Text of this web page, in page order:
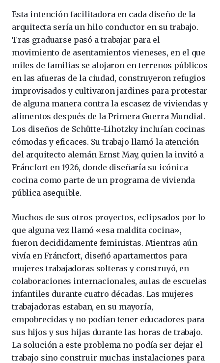
Esta intención facilitadora en cada diseño de la
arquitecta sería un hilo conductor en su trabajo.
Tras graduarse pasó a trabajar para el
movimiento de asentamientos vieneses, en el que
miles de familias se alojaron en terrenos públicos
en las afueras de la ciudad, construyeron refugios
improvisados y cultivaron jardines para protestar
de alguna manera contra la escasez de viviendas y
alimentos después de la Primera Guerra Mundial.
Los diseños de Schütte-Lihotzky incluían cocinas
cómodas y eficaces. Su trabajo llamó la atención
del arquitecto alemán Ernst May, quien la invitó a
Fráncfort en 1926, donde diseñaría su icónica
cocina como parte de un programa de vivienda
pública asequible.
Muchos de sus otros proyectos, eclipsados por lo
que alguna vez llamó «esa maldita cocina»,
fueron decididamente feministas. Mientras aún
vivía en Fráncfort, diseñó apartamentos para
mujeres trabajadoras solteras y construyó, en
colaboraciones internacionales, aulas de escuelas
infantiles durante cuatro décadas. Las mujeres
trabajadoras estaban, en su mayoría,
empobrecidas y no podían tener educadores para
sus hijos y sus hijas durante las horas de trabajo.
La solución a este problema no podía ser dejar el
trabajo sino construir muchas instalaciones para